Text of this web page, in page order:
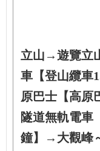
立山→遊覽立
車【登山纜車
原巴士【高原
隧道無軌電車
鐘】→大觀峰